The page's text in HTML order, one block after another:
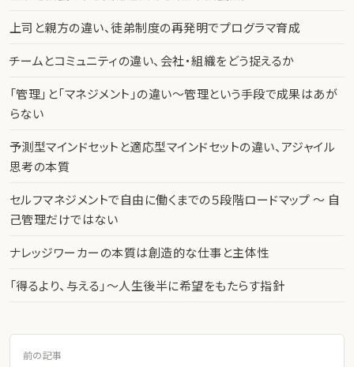
上司と親方の違い、徒弟制度の再発明でプログラマ育成
チームとコミュニティの違い、会社・組織をどう捉えるか
「管理」と「マネジメント」の違い〜管理という手段で成果はあが
らない
予測型マインドセットと適応型マインドセットの違い、アジャイル
思考の本質
セルフマネジメントで自由に働くまでの５段階ロードマップ 〜 自
己管理だけではない
ナレッジワーカーの本質は創造的な仕事と主体性
「得るより、与える」〜人生後半に希望をもたらす指針
前の記事